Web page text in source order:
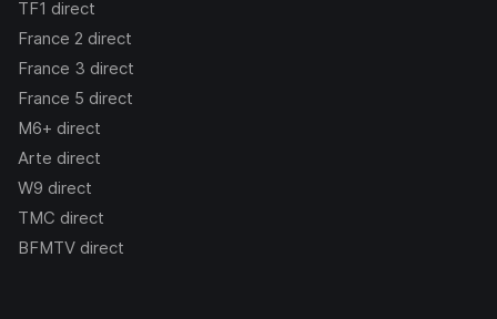
TF1 direct
France 2 direct
France 3 direct
France 5 direct
M6+ direct
Arte direct
W9 direct
TMC direct
BFMTV direct